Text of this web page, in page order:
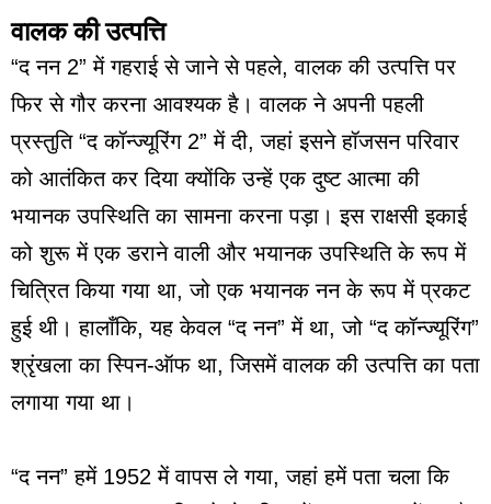
वालक की उत्पत्ति
“द नन 2” में गहराई से जाने से पहले, वालक की उत्पत्ति पर
फिर से गौर करना आवश्यक है। वालक ने अपनी पहली
प्रस्तुति “द कॉन्ज्यूरिंग 2” में दी, जहां इसने हॉजसन परिवार
को आतंकित कर दिया क्योंकि उन्हें एक दुष्ट आत्मा की
भयानक उपस्थिति का सामना करना पड़ा। इस राक्षसी इकाई
को शुरू में एक डराने वाली और भयानक उपस्थिति के रूप में
चित्रित किया गया था, जो एक भयानक नन के रूप में प्रकट
हुई थी। हालाँकि, यह केवल “द नन” में था, जो “द कॉन्ज्यूरिंग”
श्रृंखला का स्पिन-ऑफ था, जिसमें वालक की उत्पत्ति का पता
लगाया गया था।
“द नन” हमें 1952 में वापस ले गया, जहां हमें पता चला कि